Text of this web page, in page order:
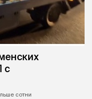
с
сотни